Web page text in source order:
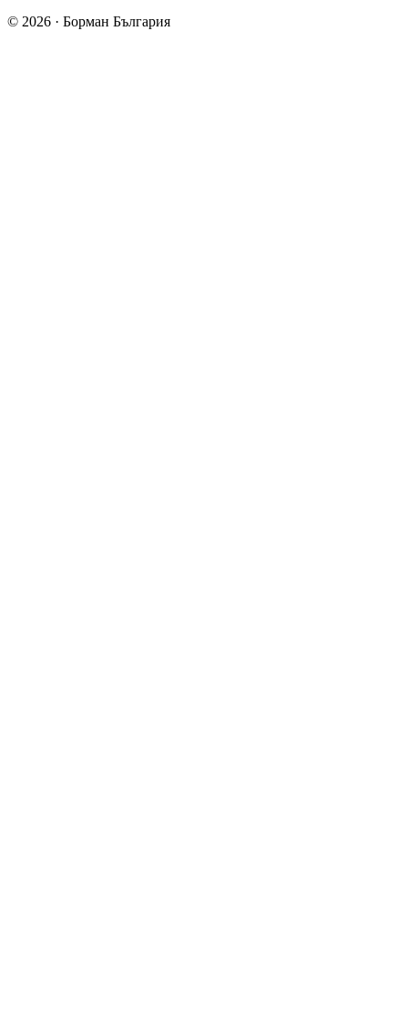
© 2026 · Борман България